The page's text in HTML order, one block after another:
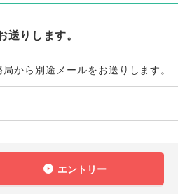
りします。
から別途メールをお送りします。
エントリー